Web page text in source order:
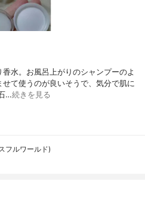
水。お風呂上がりのシャンプーのよ
て使うのが良いそうで、気分で肌に
…続きを見る
フルワールド)